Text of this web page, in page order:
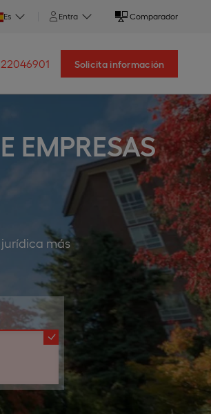
Es Entra Comparador
Solicita información
EMPRESAS
más